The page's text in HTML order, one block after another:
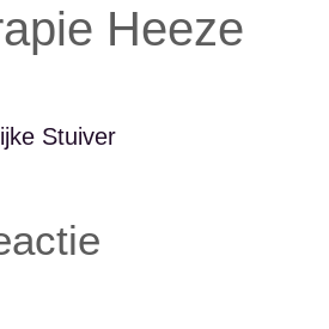
Heeze
Stuiver